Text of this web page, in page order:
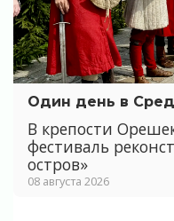
Один день в
В крепости
фестиваль
остров»
08 августа 2026